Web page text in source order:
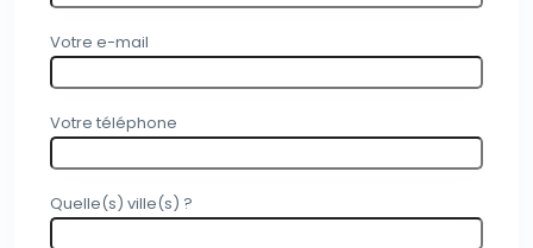
Votre e-mail
Votre téléphone
Quelle(s) ville(s) ?